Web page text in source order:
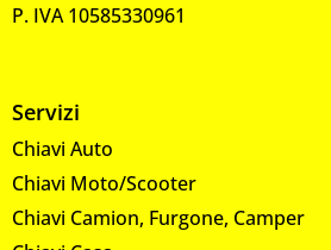
P. IVA 10585330961
Servizi
Chiavi Auto
Chiavi Moto/Scooter
Chiavi Camion, Furgone, Camper